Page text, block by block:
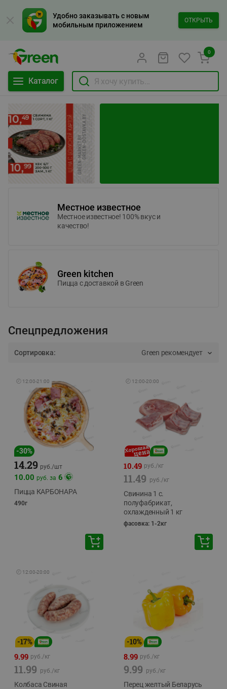
Удобно заказывать с новым
мобильным приложением
ОТКРЫТЬ
Каталог
0
Местное известное
Местное известное! 100% вкус и
качество!
Green kitchen
Пицца c доставкой в Green
Спецпредложения
Сортировка: Green рекомендует
🕘 12:00-21:00
-30%
14.29 руб./шт
10.00 руб. за 6
Пицца КАРБОНАРА
490г
🕘 12:00-20:00
10.49 руб./кг
11.49 руб./кг
Свинина 1 с.
полуфабрикат,
охлажденный 1 кг
фасовка: 1-2кг
🕘 12:00-20:00
-17%
9.99 руб./кг
11.99 руб./кг
Колбаса Свиная
-10%
8.99 руб./кг
9.99 руб./кг
Перец желтый Беларусь